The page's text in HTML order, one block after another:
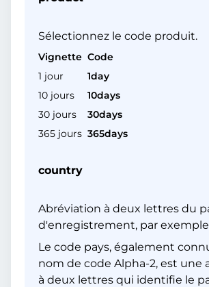
Sélectionnez le code produit.
Vignette Code
1 jour
1day
10 jours
10days
30 jours
30days
365 jours 365days
country
Abréviation à deux lettres du
d'enregistrement, par exemple
Le code pays, également
nom de code Alpha-2, est une
à deux lettres qui identifie le